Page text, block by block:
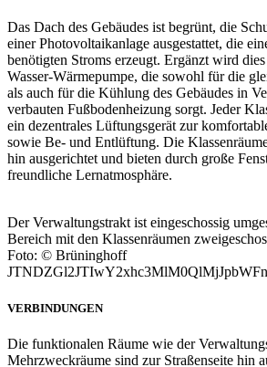
Das Dach des Gebäudes ist begrünt, die
einer Photovoltaikanlage ausgestattet, die
benötigten Stroms erzeugt. Ergänzt wird
Wasser-Wärmepumpe, die sowohl für die
als auch für die Kühlung des Gebäudes in
verbauten Fußbodenheizung sorgt. Jeder
ein dezentrales Lüftungsgerät zur
sowie Be- und Entlüftung. Die
hin ausgerichtet und bieten durch große
freundliche Lernatmosphäre.
Der Verwaltungstrakt ist eingeschossig
Bereich mit den Klassenräumen
Foto: © Brüninghoff
VERBINDUNGEN
Die funktionalen Räume wie der
Mehrzweckräume sind zur Straßenseite hin